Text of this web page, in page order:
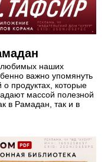
любимых наших
важно упомянуть
продуктах, которые
массой полезной
в Рамадан, так и в